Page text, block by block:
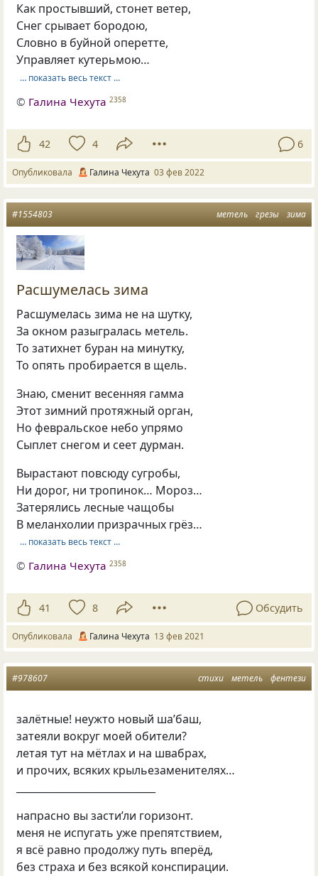
Как простывший, стонет ветер,
Снег срывает бородою,
Словно в буйной оперетте,
Управляет кутерьмою…
… показать весь текст …
© Галина Чехута 2358
42 4 6
Опубликовала Галина Чехута 03 фев 2022
метель грезы зима
#1554803
Расшумелась зима
Расшумелась зима не на шутку,
За окном разыгралась метель.
То затихнет буран на минутку,
То опять пробирается в щель.
Знаю, сменит весенняя гамма
Этот зимний протяжный орган,
Но февральское небо упрямо
Сыплет снегом и сеет дурман.
Вырастают повсюду сугробы,
Ни дорог, ни тропинок… Мороз…
Затерялись лесные чащобы
В меланхолии призрачных грёз…
… показать весь текст …
© Галина Чехута 2358
41 8 Обсудить
Опубликовала Галина Чехута 13 фев 2021
стихи метель фентези
#978607
залётные! неужто новый ша’баш,
затеяли вокруг моей обители?
летая тут на мётлах и на швабрах,
и прочих, всяких крыльезаменителях…
напрасно вы засти’ли горизонт.
меня не испугать уже препятствием,
я всё равно продолжу путь вперёд,
без страха и без всякой конспирации.